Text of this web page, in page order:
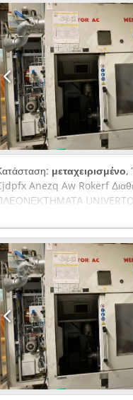
- Υποδοχή
Σύστημα
Csdpfx Anoztc
σκληρή κατεργασία
μηχανική
ελέγχου
μεταχειρισμένο,
Anezq Aw Rokerf
UNIVERTOR
εξαιρετικά υψηλή ακαμψία
οδηγοί σε όλες τις
προώθησης
μέτρησης
σε όλους τους
ατράκτου με
τόρνου σε
χειρισμού (διπλός
διεπαφή